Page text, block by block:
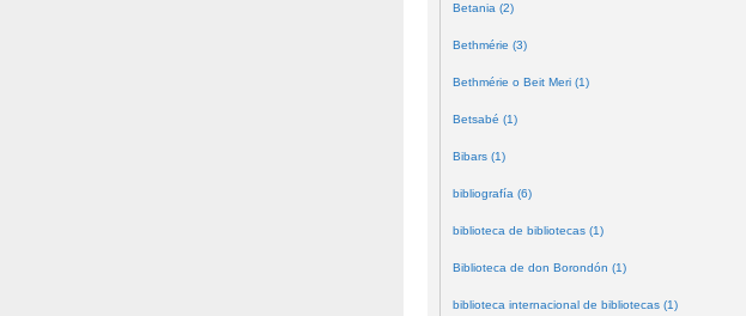
Betania (2)
Bethmérie (3)
Bethmérie o Beit Meri (1)
Betsabé (1)
Bibars (1)
bibliografía (6)
biblioteca de bibliotecas (1)
Biblioteca de don Borondón (1)
biblioteca internacional de bibliotecas (1)